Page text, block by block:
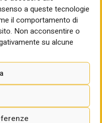
a queste tecnologie
il comportamento di
Non acconsentire o
su alcune
energetica E (nel
gli acquisti di
entrambe la
che le unità
agevolmente al
rispetto agli
svincolate da
per la prima volta
compravendute sono
rispetto a quelle in